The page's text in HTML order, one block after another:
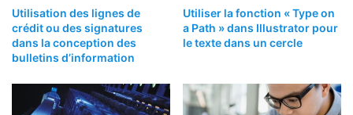
Utilisation des lignes de
crédit ou des signatures
dans la conception des
bulletins d’information
Utiliser la fonction « Type on
a Path » dans Illustrator pour
le texte dans un cercle